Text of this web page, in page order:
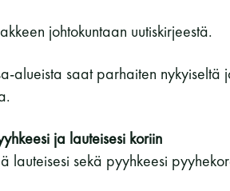
johtokuntaan uutiskirjeestä.
alueista saat parhaiten nykyiseltä
ja lauteisesi koriin
lauteisesi sekä pyyhkeesi